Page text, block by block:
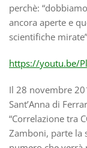
perchè:
ancora aperte e
scientifiche
https://youtu.be/
Il 28 novembre
Sant’Anna di
“Correlazione tra
Zamboni, parte la